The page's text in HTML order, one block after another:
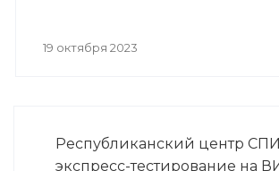
19 октября 2023
Республиканский центр
экспресс-тестирование на